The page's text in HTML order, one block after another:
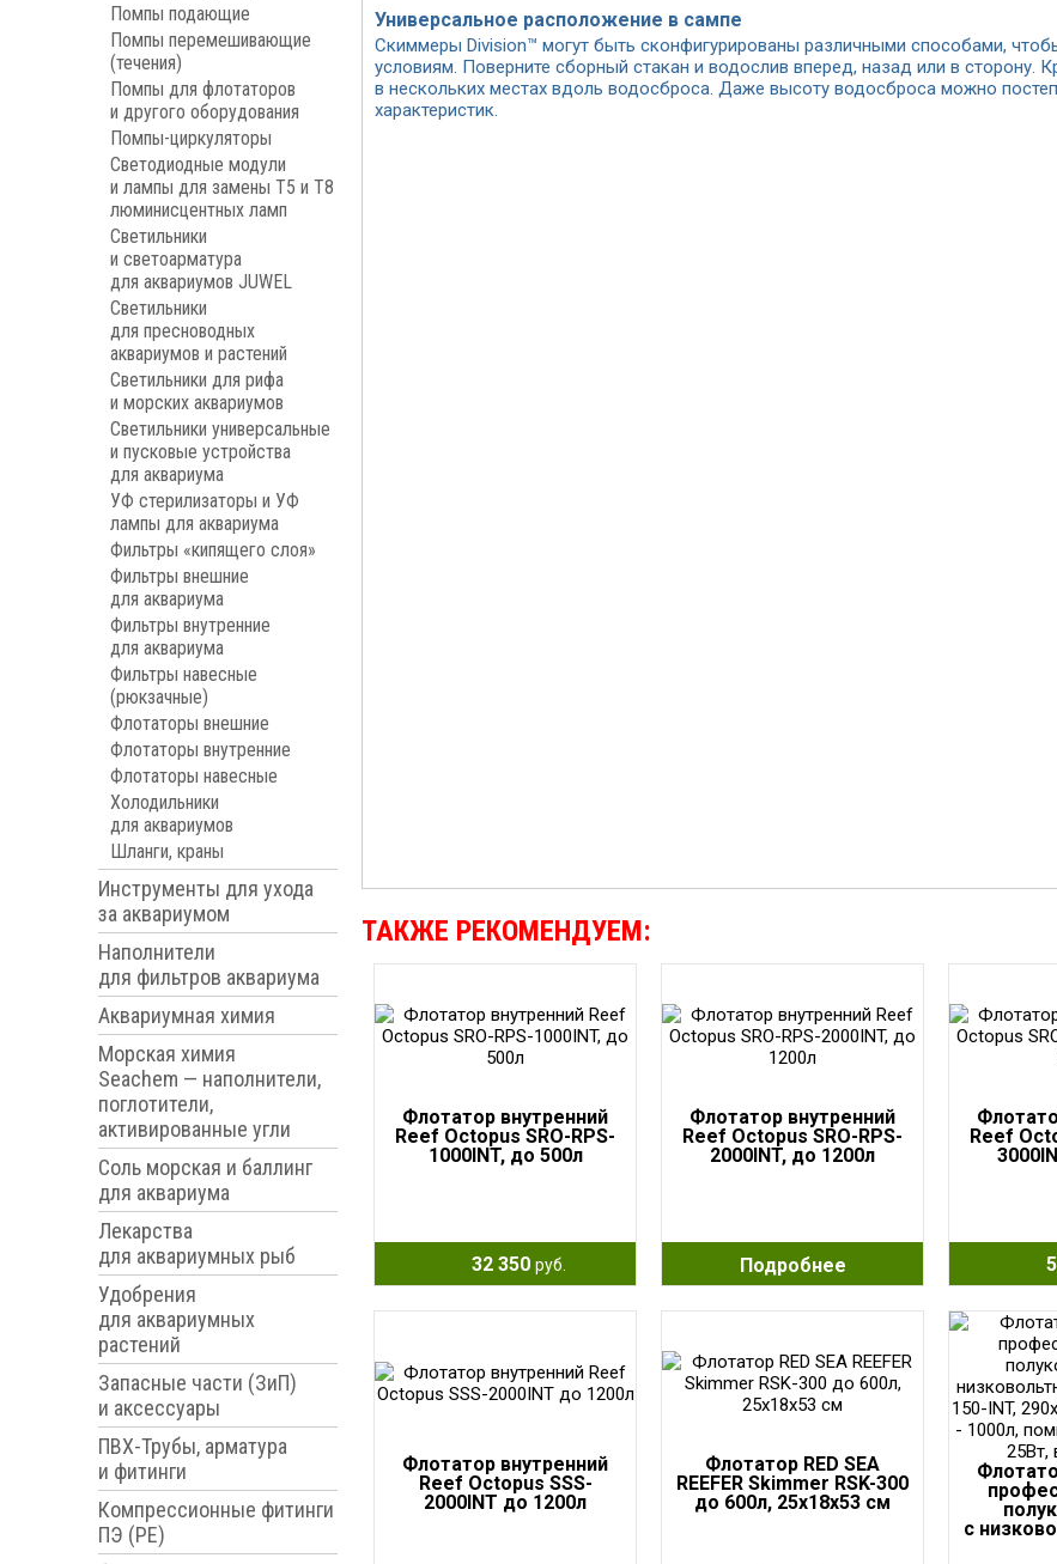
Помпы подающие
Помпы перемешивающие
(течения)
Помпы для флотаторов
и другого оборудования
Помпы-циркуляторы
Светодиодные модули
и лампы для замены Т5 и Т8
люминисцентных ламп
Светильники
и светоарматура
для аквариумов JUWEL
Светильники
для пресноводных
аквариумов и растений
Светильники для рифа
и морских аквариумов
Светильники универсальные
и пусковые устройства
для аквариума
УФ стерилизаторы и УФ
лампы для аквариума
Фильтры «кипящего слоя»
Фильтры внешние
для аквариума
Фильтры внутренние
для аквариума
Фильтры навесные
(рюкзачные)
Флотаторы внешние
Флотаторы внутренние
Флотаторы навесные
Холодильники
для аквариумов
Шланги, краны
Инструменты для ухода
за аквариумом
Наполнители
для фильтров аквариума
Аквариумная химия
Морская химия
Seachem — наполнители,
поглотители,
активированные угли
Соль морская и баллинг
для аквариума
Лекарства
для аквариумных рыб
Удобрения
для аквариумных
растений
Запасные части (ЗиП)
и аксессуары
ПВХ-Трубы, арматура
и фитинги
Компрессионные фитинги
ПЭ (PE)
Универсальное расположение в сампе
Скиммеры Division™ могут быть сконфигурированы различными способами,
условиям. Поверните сборный стакан и водослив вперед, назад или в сторону.
в нескольких местах вдоль водосброса. Даже высоту водосброса можно
характеристик.
ТАКЖЕ РЕКОМЕНДУЕМ:
Флотатор внутренний
Reef Octopus SRO-RPS-
1000INT, до 500л
32 350 руб.
Флотатор внутренний
Reef Octopus SRO-RPS-
2000INT, до 1200л
Подробнее
Reef
Флотатор внутренний
Reef Octopus SSS-
2000INT до 1200л
Флотатор RED SEA
REEFER Skimmer RSK-300
до 600л, 25х18х53 см
с